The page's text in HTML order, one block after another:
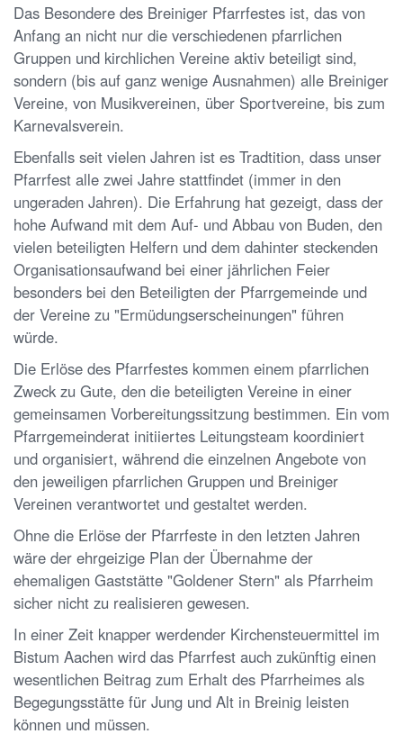
Das Besondere des Breiniger Pfarrfestes ist, das von
Anfang an nicht nur die verschiedenen pfarrlichen
Gruppen und kirchlichen Vereine aktiv beteiligt sind,
sondern (bis auf ganz wenige Ausnahmen) alle Breiniger
Vereine, von Musikvereinen, über Sportvereine, bis zum
Karnevalsverein.
Ebenfalls seit vielen Jahren ist es Tradtition, dass unser
Pfarrfest alle zwei Jahre stattfindet (immer in den
ungeraden Jahren). Die Erfahrung hat gezeigt, dass der
hohe Aufwand mit dem Auf- und Abbau von Buden, den
vielen beteiligten Helfern und dem dahinter steckenden
Organisationsaufwand bei einer jährlichen Feier
besonders bei den Beteiligten der Pfarrgemeinde und
der Vereine zu "Ermüdungserscheinungen" führen
würde.
Die Erlöse des Pfarrfestes kommen einem pfarrlichen
Zweck zu Gute, den die beteiligten Vereine in einer
gemeinsamen Vorbereitungssitzung bestimmen. Ein vom
Pfarrgemeinderat initiiertes Leitungsteam koordiniert
und organisiert, während die einzelnen Angebote von
den jeweiligen pfarrlichen Gruppen und Breiniger
Vereinen verantwortet und gestaltet werden.
Ohne die Erlöse der Pfarrfeste in den letzten Jahren
wäre der ehrgeizige Plan der Übernahme der
ehemaligen Gaststätte "Goldener Stern" als Pfarrheim
sicher nicht zu realisieren gewesen.
In einer Zeit knapper werdender Kirchensteuermittel im
Bistum Aachen wird das Pfarrfest auch zukünftig einen
wesentlichen Beitrag zum Erhalt des Pfarrheimes als
Begegungsstätte für Jung und Alt in Breinig leisten
können und müssen.